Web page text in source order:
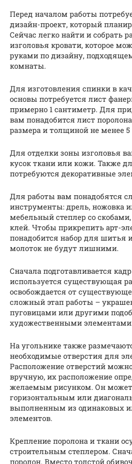
Перед началом работы
дизайн-проект, который
Сейчас легко найти и собрать
изголовья кровати, которое
руками по дизайну,
комнаты.
Для изготовления спинки в
основы потребуется лист
примерно 1 сантиметр. Для
вам понадобится лист
размера и толщиной не менее 5
Для отделки зоны изголовья
кусок ткани или кожи. Также
потребуются декоративные
Для работы вам понадобятся
инструменты: дрель, ножовка
мебельный степлер со
клей. Чтобы прикрепить арт-
понадобится набор для шитья
молоток не будут лишними.
Сначала подготавливается
используется существующая
освобождается от
сложный этап работы –
пуговицами или другими
художественными
На угольнике также
необходимые отверстия для
Расположение отверстий
вручную, их расположение
желаемым рисунком. Он
горизонтальным или
выполненным из одинаковых
элементов.
Крепление поролона и ткани
строительным степлером.
поролон. Вместо толстой